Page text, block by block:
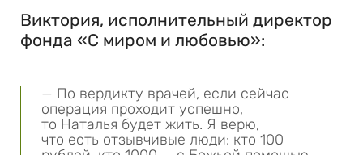
Виктория, исполнительный директор
фонда «С миром и любовью»:
— По вердикту врачей, если сейчас
операция проходит успешно,
то Наталья будет жить. Я верю,
что есть отзывчивые люди: кто 100